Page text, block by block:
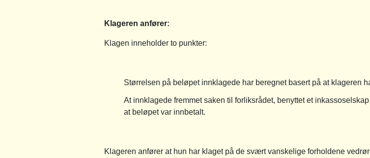
Klageren anfører:
Klagen inneholder to punkter:
Størrelsen på beløpet innklagede har beregnet basert på at klageren
At innklagede fremmet saken til forliksrådet, benyttet et
at beløpet var innbetalt.
Klageren anfører at hun har klaget på de svært vanskelige forholdene